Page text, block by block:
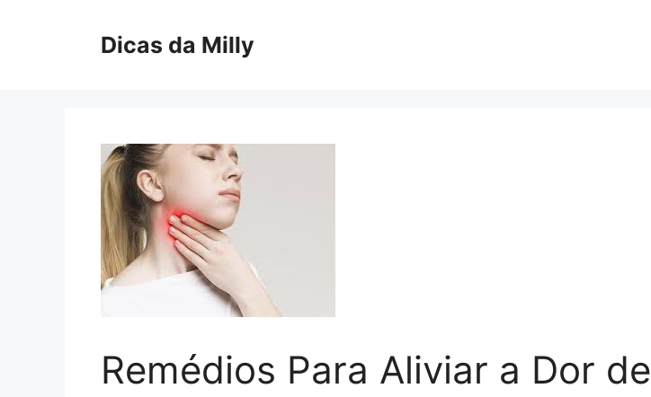
Dicas da Milly
Remédios Para Aliviar a Dor de